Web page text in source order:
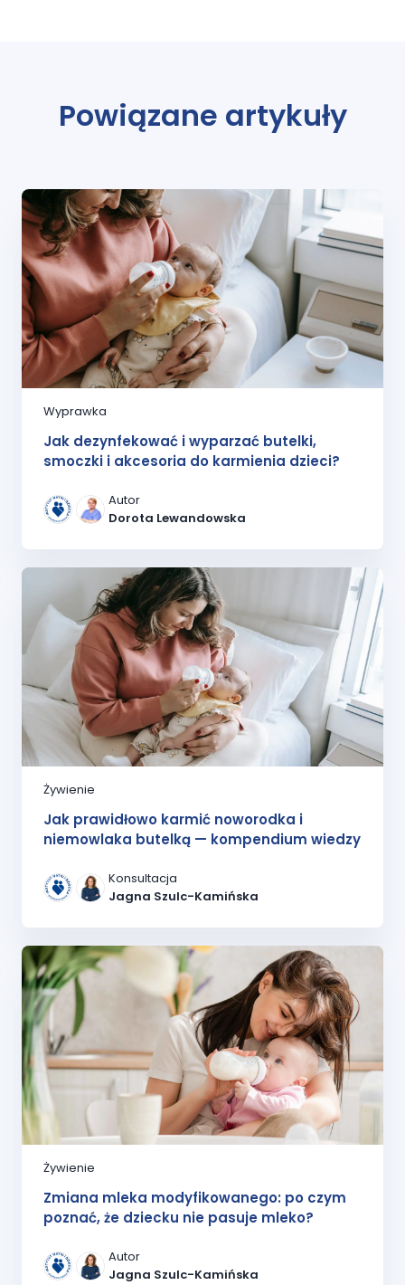
Powiązane artykuły
Wyprawka
Jak dezynfekować i wyparzać butelki,
smoczki i akcesoria do karmienia dzieci?
Autor
Dorota Lewandowska
Żywienie
Jak prawidłowo karmić noworodka i
niemowlaka butelką — kompendium wiedzy
Konsultacja
Jagna Szulc-Kamińska
Żywienie
Zmiana mleka modyfikowanego: po czym
poznać, że dziecku nie pasuje mleko?
Autor
Jagna Szulc-Kamińska